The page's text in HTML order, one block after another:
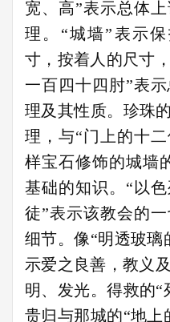
宽、高”表示总体
理。“城墙”表示
寸，按着人的尺寸
一百四十四肘”表
理及其性质。珍珠
理，与“门上的十
样宝石修饰的城墙
基础的知识。“以
徒”表示该教会的
细节。像“明透玻璃
示爱之良善，教义
明、发光。得救的“
贵归与那城的“地上